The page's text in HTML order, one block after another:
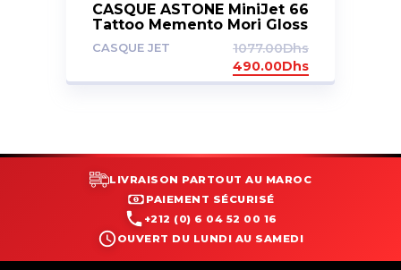
CASQUE ASTONE MiniJet 66
Tattoo Memento Mori Gloss
Silver
CASQUE JET 1077.00Dhs
490.00Dhs
LIVRAISON PARTOUT AU MAROC
PAIEMENT SÉCURISÉ
+212 (0) 6 04 52 00 16
OUVERT DU LUNDI AU SAMEDI